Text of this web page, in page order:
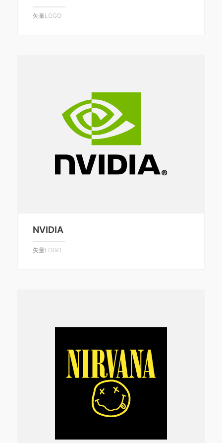
矢量LOGO
NVIDIA
矢量LOGO